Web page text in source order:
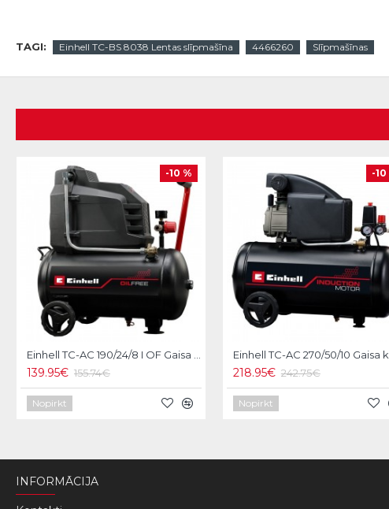
TAGI: Einhell TC-BS 8038 Lentas slīpmašīna 4466260 Slīpmašīnas
-10 %
139.95€ 155.74€
Nopirkt
-10
218.95€ 242.75€
Nopirkt
INFORMĀCIJA